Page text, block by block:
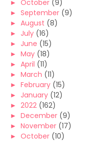
► October (9)
► September (9)
► August (8)
► July (16)
► June (15)
► May (18)
► April (11)
► March (11)
► February (15)
► January (12)
► 2022 (162)
► December (9)
► November (17)
► October (10)